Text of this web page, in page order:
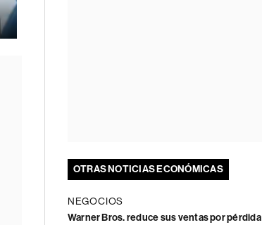
OTRAS NOTICIAS ECONÓMICAS
NEGOCIOS
Warner Bros. reduce sus ventas por pérdida